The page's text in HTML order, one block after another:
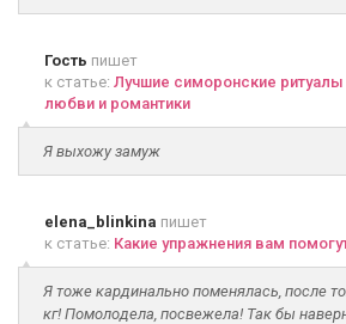
Гость пишет
к статье: Лучшие симоронские
любви и романтики
Я выхожу замуж
elena_blinkina пишет
к статье: Какие упражнения вам
Я тоже кардинально поменялась, после
кг! Помолодела, посвежела! Так бы